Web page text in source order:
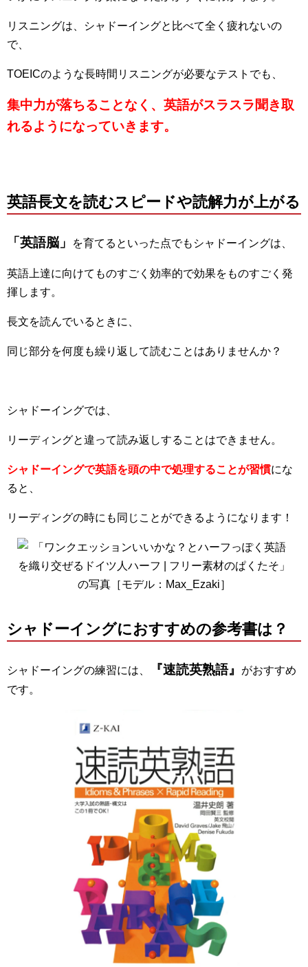
リスニングは、シャドーイングと比べて全く疲れないの
で、
TOEICのような長時間リスニングが必要なテストでも、
集中力が落ちることなく、英語がスラスラ聞き取
れるようになっていきます。
英語長文を読むスピードや読解力が上がる
「英語脳」 を育てるといった点でもシャドーイングは、
英語上達に向けてものすごく効率的で効果をものすごく発
揮します。
長文を読んでいるときに、
同じ部分を何度も繰り返して読むことはありませんか？
シャドーイングでは、
リーディングと違って読み返しすることはできません。
シャドーイングで英語を頭の中で処理することが習慣にな
ると、
リーディングの時にも同じことができるようになります！
シャドーイングにおすすめの参考書は？
シャドーイングの練習には、 『速読英熟語』
がおすすめ
です。